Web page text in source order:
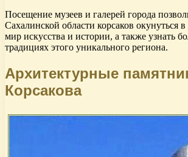
Посещение музеев и галерей города
Сахалинской области корсаков окунуться
мир искусства и истории, а также узнать
традициях этого уникального региона.
Архитектурные
Корсакова